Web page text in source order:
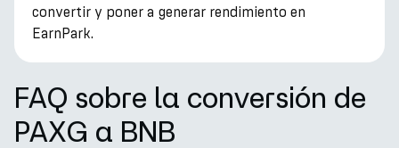
convertir y poner a generar rendimiento en
EarnPark.
FAQ sobre la conversión de
PAXG a BNB